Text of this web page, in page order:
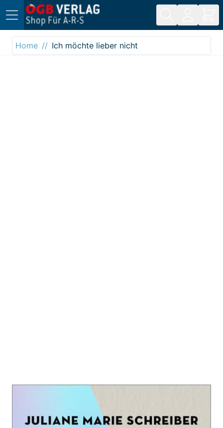
Direkt zum Inhalt
Home
Ich möchte lieber nicht
Ich möchte lieber nicht